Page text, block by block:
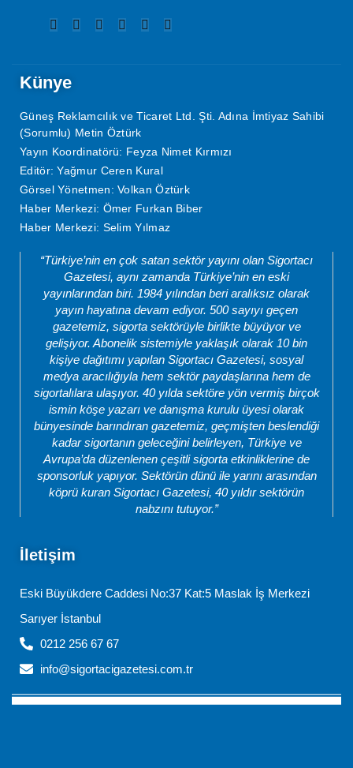
Künye
Güneş Reklamcılık ve Ticaret Ltd. Şti. Adına İmtiyaz Sahibi
(Sorumlu) Metin Öztürk
Yayın Koordinatörü: Feyza Nimet Kırmızı
Editör: Yağmur Ceren Kural
Görsel Yönetmen: Volkan Öztürk
Haber Merkezi: Ömer Furkan Biber
Haber Merkezi: Selim Yılmaz
“Türkiye’nin en çok satan sektör yayını olan Sigortacı
Gazetesi, aynı zamanda Türkiye’nin en eski
yayınlarından biri. 1984 yılından beri aralıksız olarak
yayın hayatına devam ediyor. 500 sayıyı geçen
gazetemiz, sigorta sektörüyle birlikte büyüyor ve
gelişiyor. Abonelik sistemiyle yaklaşık olarak 10 bin
kişiye dağıtımı yapılan Sigortacı Gazetesi, sosyal
medya aracılığıyla hem sektör paydaşlarına hem de
sigortalılara ulaşıyor. 40 yılda sektöre yön vermiş birçok
ismin köşe yazarı ve danışma kurulu üyesi olarak
bünyesinde barındıran gazetemiz, geçmişten beslendiği
kadar sigortanın geleceğini belirleyen, Türkiye ve
Avrupa’da düzenlenen çeşitli sigorta etkinliklerine de
sponsorluk yapıyor. Sektörün dünü ile yarını arasından
köprü kuran Sigortacı Gazetesi, 40 yıldır sektörün
nabzını tutuyor.”
İletişim
Eski Büyükdere Caddesi No:37 Kat:5 Maslak İş Merkezi
Sarıyer İstanbul
0212 256 67 67
info@sigortacigazetesi.com.tr